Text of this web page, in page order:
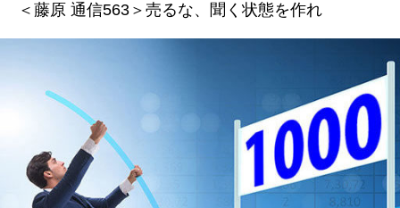
＜藤原 通信563＞売るな、聞く状態を作れ